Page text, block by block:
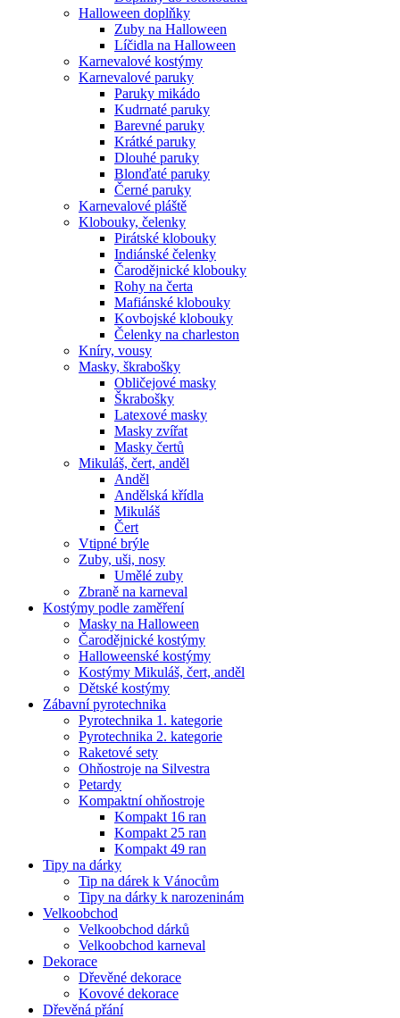
Halloween doplňky
Zuby na Halloween
Líčidla na Halloween
Karnevalové kostýmy
Karnevalové paruky
Paruky mikádo
Kudrnaté paruky
Barevné paruky
Krátké paruky
Dlouhé paruky
Blonďaté paruky
Černé paruky
Karnevalové pláště
Klobouky, čelenky
Pirátské klobouky
Indiánské čelenky
Čarodějnické klobouky
Rohy na čerta
Mafiánské klobouky
Kovbojské klobouky
Čelenky na charleston
Kníry, vousy
Masky, škrabošky
Obličejové masky
Škrabošky
Latexové masky
Masky zvířat
Masky čertů
Mikuláš, čert, anděl
Anděl
Andělská křídla
Mikuláš
Čert
Vtipné brýle
Zuby, uši, nosy
Umělé zuby
Zbraně na karneval
Kostýmy podle zaměření
Masky na Halloween
Čarodějnické kostýmy
Halloweenské kostýmy
Kostýmy Mikuláš, čert, anděl
Dětské kostýmy
Zábavní pyrotechnika
Pyrotechnika 1. kategorie
Pyrotechnika 2. kategorie
Raketové sety
Ohňostroje na Silvestra
Petardy
Kompaktní ohňostroje
Kompakt 16 ran
Kompakt 25 ran
Kompakt 49 ran
Tipy na dárky
Tip na dárek k Vánocům
Tipy na dárky k narozeninám
Velkoobchod
Velkoobchod dárků
Velkoobchod karneval
Dekorace
Dřevěné dekorace
Kovové dekorace
Dřevěná přání